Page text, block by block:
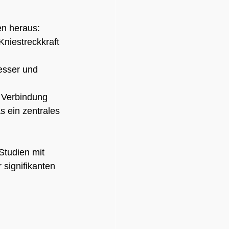
heraus:
und
ein zentrales
mit
signifikanten